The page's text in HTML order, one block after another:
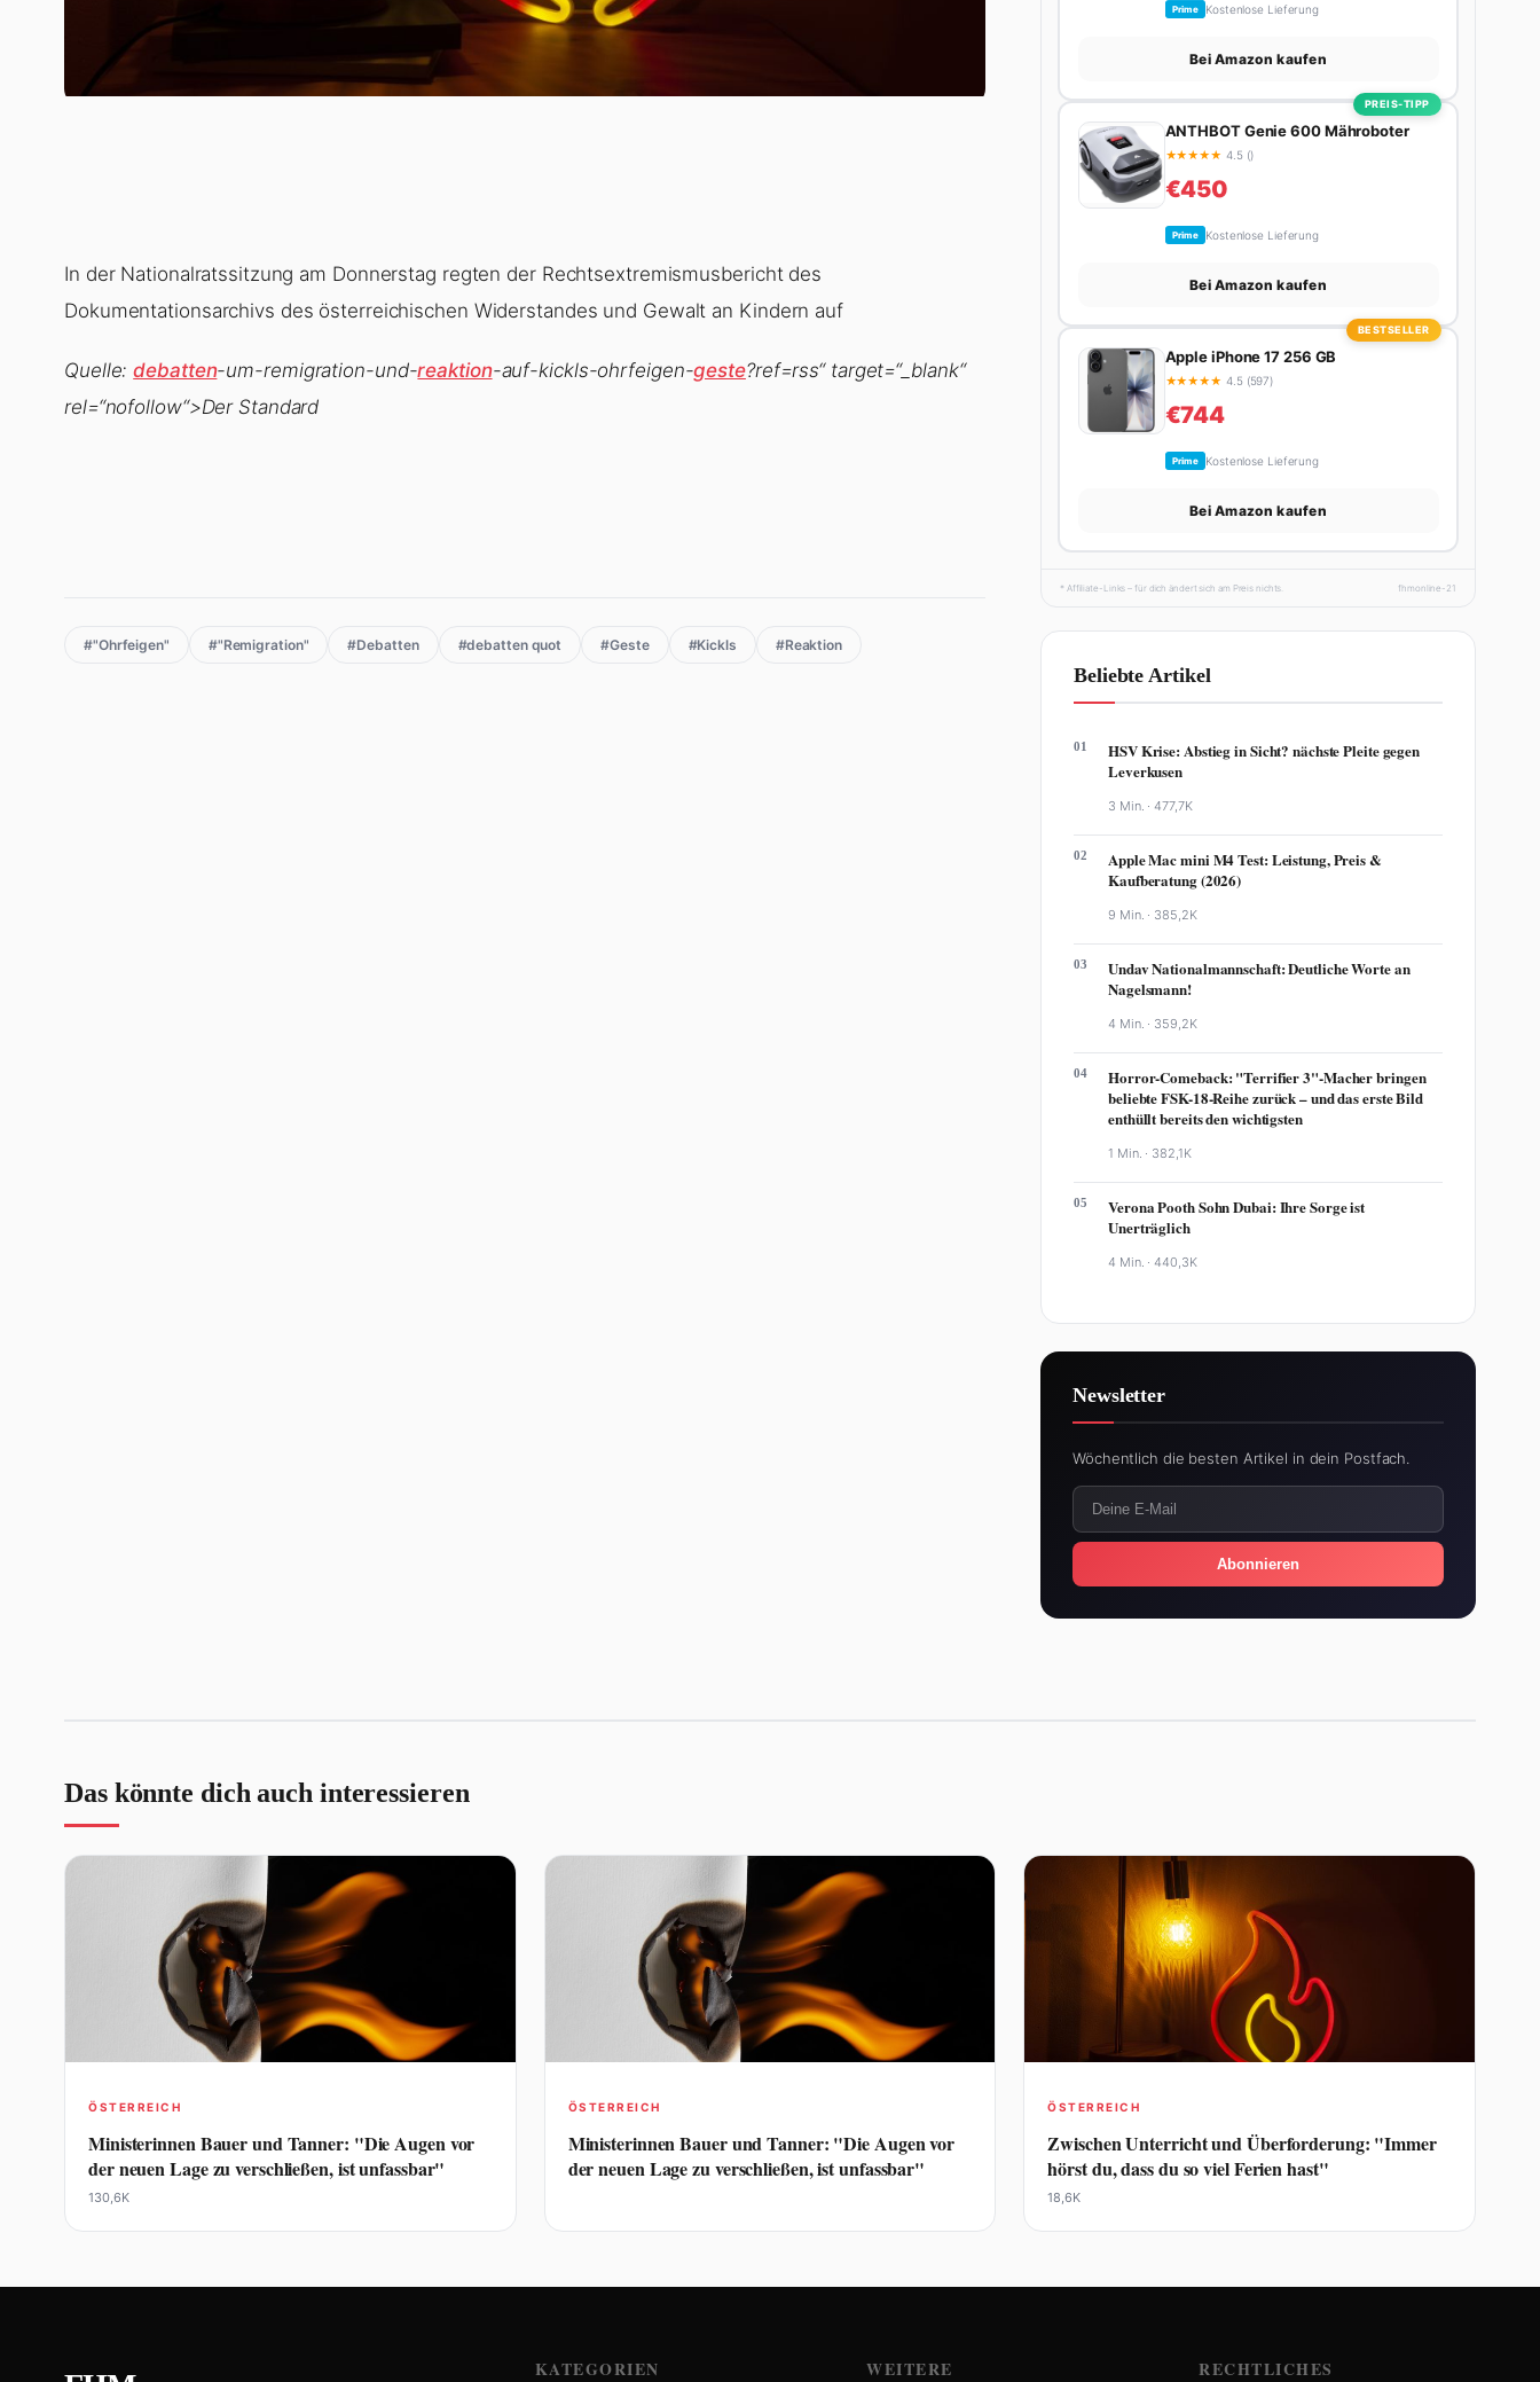
In der Nationalratssitzung am Donnerstag regten der Rechtsextremismusbericht des
Dokumentationsarchivs des österreichischen Widerstandes und Gewalt an Kindern auf
Quelle:debatten-um-remigration-und-reaktion-auf-kickls-ohrfeigen-geste?ref=rss“ target=“_blank“
rel=“nofollow“>Der Standard
#"Ohrfeigen" #"Remigration" #Debatten #debatten quot #Geste #Kickls #Reaktion
Prime Kostenlose Lieferung
Bei Amazon kaufen
PREIS-TIPP
ANTHBOT Genie 600 Mähroboter
★★★★★ 4.5 ()
€450
Prime Kostenlose Lieferung
Bei Amazon kaufen
BESTSELLER
Apple iPhone 17 256 GB
★★★★★ 4.5 (597)
€744
Prime Kostenlose Lieferung
Bei Amazon kaufen
* Affiliate-Links – für dich ändert sich am Preis nichts. fhmonline-21
Beliebte Artikel
01
HSV Krise: Abstieg in Sicht? nächste Pleite gegen
Leverkusen
3 Min. ·477,7K
02
Apple Mac mini M4 Test: Leistung, Preis &
Kaufberatung (2026)
9 Min. · 385,2K
03
Undav Nationalmannschaft: Deutliche Worte an
Nagelsmann!
4 Min. · 359,2K
04
Horror-Comeback: "Terrifier 3"-Macher bringen
beliebte FSK-18-Reihe zurück – und das erste Bild
enthüllt bereits den wichtigsten
1 Min. · 382,1K
05
Verona Pooth Sohn Dubai: Ihre Sorge ist
Unerträglich
4 Min. ·440,3K
Newsletter
Wöchentlich die besten Artikel in dein Postfach.
Abonnieren
Das könnte dich auch interessieren
ÖSTERREICH
Ministerinnen Bauer und Tanner: "Die Augen vor
der neuen Lage zu verschließen, ist unfassbar"
130,6K
ÖSTERREICH
Ministerinnen Bauer und Tanner: "Die Augen vor
der neuen Lage zu verschließen, ist unfassbar"
ÖSTERREICH
Zwischen Unterricht und Überforderung: "Immer
hörst du, dass du so viel Ferien hast"
18,6K
KATEGORIEN WEITERE RECHTLICHES